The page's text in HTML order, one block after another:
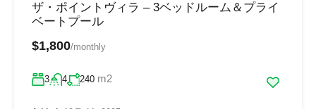
ザ・ポイントヴィラ – 3ベッドルーム＆プライ
ベートプール
$1,800/monthly
3 4 240 m2